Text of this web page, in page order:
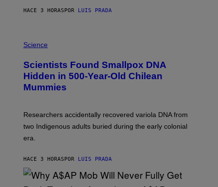
O
/
G
T
Y
I
M
E
HACE 3 HORASPOR LUIS PRADA
M
H
,
M
U
L
D
E
R
I
L
E
Science
Scientists Found Smallpox DNA
Hidden in 500-Year-Old Chilean
Mummies
Researchers accidentally recovered variola DNA from
two Indigenous adults buried during the early colonial
era.
HACE 3 HORASPOR LUIS PRADA